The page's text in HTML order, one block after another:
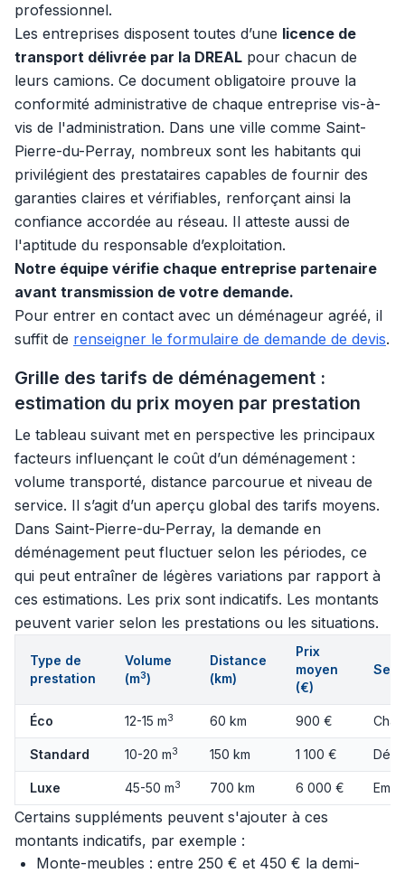
professionnel.
Les entreprises disposent toutes d’une licence de
transport délivrée par la DREAL pour chacun de
leurs camions. Ce document obligatoire prouve la
conformité administrative de chaque entreprise vis-à-
vis de l'administration. Dans une ville comme Saint-
Pierre-du-Perray, nombreux sont les habitants qui
privilégient des prestataires capables de fournir des
garanties claires et vérifiables, renforçant ainsi la
confiance accordée au réseau. Il atteste aussi de
l'aptitude du responsable d’exploitation.
Notre équipe vérifie chaque entreprise partenaire
avant transmission de votre demande.
Pour entrer en contact avec un déménageur agréé, il
suffit de renseigner le formulaire de demande de devis.
Grille des tarifs de déménagement :
estimation du prix moyen par prestation
Le tableau suivant met en perspective les principaux
facteurs influençant le coût d’un déménagement :
volume transporté, distance parcourue et niveau de
service. Il s’agit d’un aperçu global des tarifs moyens.
Dans Saint-Pierre-du-Perray, la demande en
déménagement peut fluctuer selon les périodes, ce
qui peut entraîner de légères variations par rapport à
ces estimations. Les prix sont indicatifs. Les montants
peuvent varier selon les prestations ou les situations.
Type de
prestation
Volume
(m3)
Distance
(km)
Prix
moyen
(€)
Éco 12-15 m3 60 km 900 €
Standard 10-20 m3 150 km 1 100 €
Luxe 45-50 m3 700 km 6 000 €
Certains suppléments peuvent s'ajouter à ces
montants indicatifs, par exemple :
Monte-meubles : entre 250 € et 450 € la demi-